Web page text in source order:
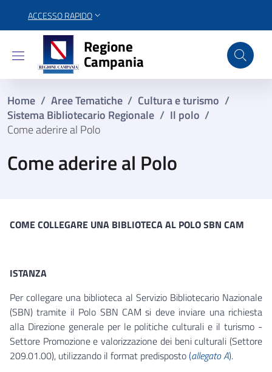
ACCESSO RAPIDO
Regione Campania
Regione
Campania
Home / Aree Tematiche / Cultura e turismo /
Sistema Bibliotecario Regionale / Il polo /
Come aderire al Polo
Come aderire al Polo
COME COLLEGARE UNA BIBLIOTECA AL POLO SBN CAM
ISTANZA
Per collegare una biblioteca al Servizio Bibliotecario Nazionale
(SBN) tramite il Polo SBN CAM si deve inviare una richiesta
alla Direzione generale per le politiche culturali e il turismo -
Settore Promozione e valorizzazione dei beni culturali (Settore
209.01.00), utilizzando il format predisposto(allegato A).